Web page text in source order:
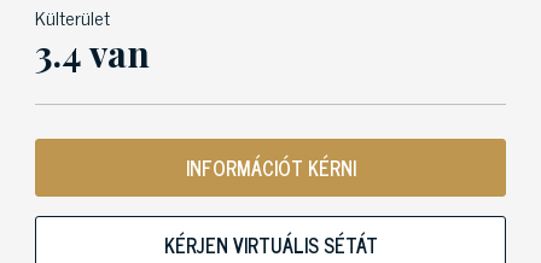
Külterület
3.4 van
INFORMÁCIÓT KÉRNI
KÉRJEN VIRTUÁLIS SÉTÁT